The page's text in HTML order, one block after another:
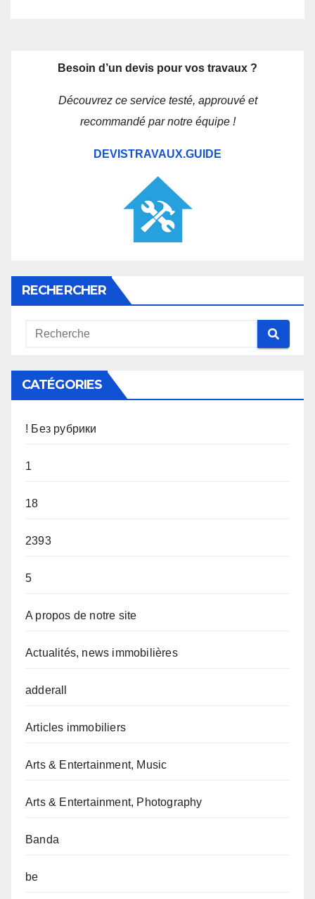
Besoin d’un devis pour vos travaux ?
Découvrez ce service testé, approuvé et
recommandé par notre équipe !
DEVISTRAVAUX.GUIDE
RECHERCHER
CATÉGORIES
! Без рубрики
1
18
2393
5
A propos de notre site
Actualités, news immobilières
adderall
Articles immobiliers
Arts & Entertainment, Music
Arts & Entertainment, Photography
Banda
be